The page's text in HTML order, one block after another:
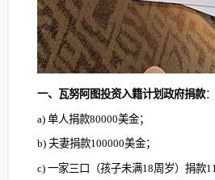
一、瓦努阿图投资入籍计划政府捐款：
a) 单人捐款80000美金；
b) 夫妻捐款100000美金；
c) 一家三口（孩子未满18周岁）捐款